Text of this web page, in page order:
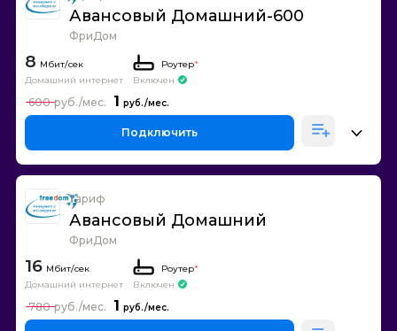
Авансовый Домашний-600
ФриДом
8
Домашний интернет
Роутер*
Включен
1
600
Подключить
Тариф
Авансовый Домашний
ФриДом
16
Домашний интернет
Роутер*
Включен
1
780